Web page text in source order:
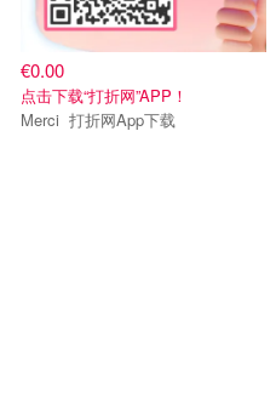
€0.00
点击下载“打折网”APP！
Merci 打折网App下载